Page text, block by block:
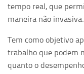
tempo real, que
maneira não invasiva.
Tem como objetivo
trabalho que podem
quanto o